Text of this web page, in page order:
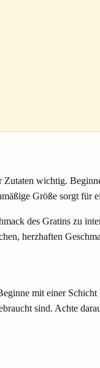
wichtig.
Größe sorgt für
des Gratins zu
herzhaften
mit einer
sind. Achte